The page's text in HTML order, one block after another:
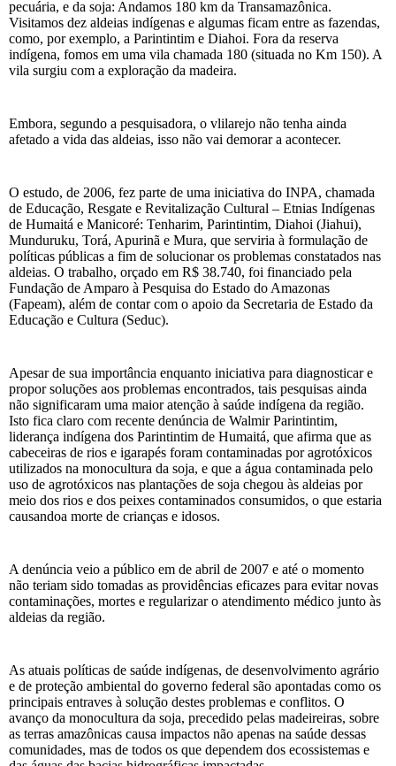
pecuária, e da soja: Andamos 180 km da Transamazônica.
Visitamos dez aldeias indígenas e algumas ficam entre as fazendas,
como, por exemplo, a Parintintim e Diahoi. Fora da reserva
indígena, fomos em uma vila chamada 180 (situada no Km 150). A
vila surgiu com a exploração da madeira.
Embora, segundo a pesquisadora, o vlilarejo não tenha ainda
afetado a vida das aldeias, isso não vai demorar a acontecer.
O estudo, de 2006, fez parte de uma iniciativa do INPA, chamada
de Educação, Resgate e Revitalização Cultural – Etnias Indígenas
de Humaitá e Manicoré: Tenharim, Parintintim, Diahoi (Jiahui),
Munduruku, Torá, Apurinã e Mura, que serviria à formulação de
políticas públicas a fim de solucionar os problemas constatados nas
aldeias. O trabalho, orçado em R$ 38.740, foi financiado pela
Fundação de Amparo à Pesquisa do Estado do Amazonas
(Fapeam), além de contar com o apoio da Secretaria de Estado da
Educação e Cultura (Seduc).
Apesar de sua importância enquanto iniciativa para diagnosticar e
propor soluções aos problemas encontrados, tais pesquisas ainda
não significaram uma maior atenção à saúde indígena da região.
Isto fica claro com recente denúncia de Walmir Parintintim,
liderança indígena dos Parintintim de Humaitá, que afirma que as
cabeceiras de rios e igarapés foram contaminadas por agrotóxicos
utilizados na monocultura da soja, e que a água contaminada pelo
uso de agrotóxicos nas plantações de soja chegou às aldeias por
meio dos rios e dos peixes contaminados consumidos, o que estaria
causandoa morte de crianças e idosos.
A denúncia veio a público em de abril de 2007 e até o momento
não teriam sido tomadas as providências eficazes para evitar novas
contaminações, mortes e regularizar o atendimento médico junto às
aldeias da região.
As atuais políticas de saúde indígenas, de desenvolvimento agrário
e de proteção ambiental do governo federal são apontadas como os
principais entraves à solução destes problemas e conflitos. O
avanço da monocultura da soja, precedido pelas madeireiras, sobre
as terras amazônicas causa impactos não apenas na saúde dessas
comunidades, mas de todos os que dependem dos ecossistemas e